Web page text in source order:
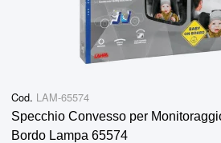
Cod. LAM-65574
Specchio Convesso per
Bordo Lampa 65574